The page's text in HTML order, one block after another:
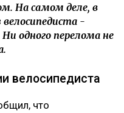
На самом деле, в
велосипедиста -
одного перелома не
велосипедиста
что